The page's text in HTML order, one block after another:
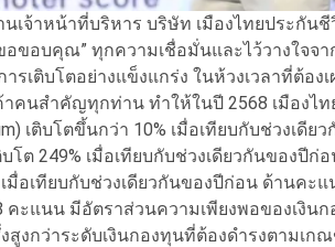
เจ้าหน้าที่บริหาร บริษัท เมืองไทยประกัน
อขอบคุณ” ทุกความเชื่อมั่นและไว้วางใจ
รเติบโตอย่างแข็งแกร่ง ในห้วงเวลาที่ต้อ
าคนสำคัญทุกท่าน ทำให้ในปี 2568 เมืองไ
เติบโตขึ้นกว่า 10% เมื่อเทียบกับช่วงเดี
โต 249% เมื่อเทียบกับช่วงเดียวกันของปี
เมื่อเทียบกับช่วงเดียวกันของปีก่อน ด้านคะ
คะแนน มีอัตราส่วนความเพียงพอของเงิน
งสูงกว่าระดับเงินกองทุนที่ต้องดำรงตามเ